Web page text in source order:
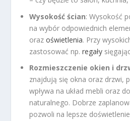
Wysokość ścian: Wysokość
na wybór odpowiednich
orazoświetlenia. Przy
zastosować np.regały
Rozmieszczenie okien i
znajdują się okna oraz drzwi,
wpływa na układ mebli oraz
naturalnego. Dobrze
pozwoli na lepsze